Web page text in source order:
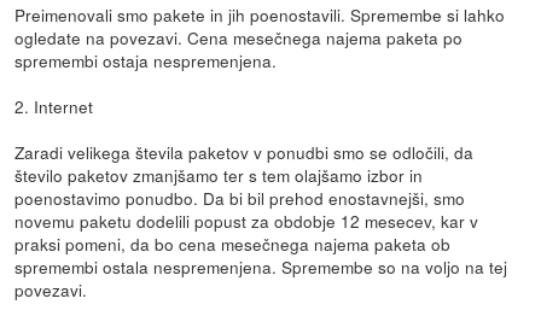
Preimenovali smo pakete in jih poenostavili. Spremembe si lahko
ogledate na povezavi. Cena mesečnega najema paketa po
spremembi ostaja nespremenjena.
2. Internet
Zaradi velikega števila paketov v ponudbi smo se odločili, da
število paketov zmanjšamo ter s tem olajšamo izbor in
poenostavimo ponudbo. Da bi bil prehod enostavnejši, smo
novemu paketu dodelili popust za obdobje 12 mesecev, kar v
praksi pomeni, da bo cena mesečnega najema paketa ob
spremembi ostala nespremenjena. Spremembe so na voljo na tej
povezavi.